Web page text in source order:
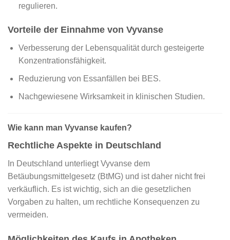
regulieren.
Vorteile der Einnahme von Vyvanse
Verbesserung der Lebensqualität durch gesteigerte
Konzentrationsfähigkeit.
Reduzierung von Essanfällen bei BES.
Nachgewiesene Wirksamkeit in klinischen Studien.
Wie kann man Vyvanse kaufen?
Rechtliche Aspekte in Deutschland
In Deutschland unterliegt Vyvanse dem
Betäubungsmittelgesetz (BtMG) und ist daher nicht frei
verkäuflich. Es ist wichtig, sich an die gesetzlichen
Vorgaben zu halten, um rechtliche Konsequenzen zu
vermeiden.